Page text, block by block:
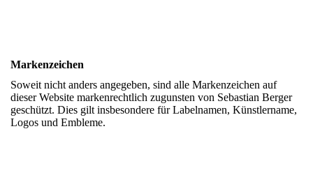
Markenzeichen
Soweit nicht anders angegeben, sind alle Markenzeichen auf
dieser Website markenrechtlich zugunsten von Sebastian Berger
geschützt. Dies gilt insbesondere für Labelnamen, Künstlername,
Logos und Embleme.